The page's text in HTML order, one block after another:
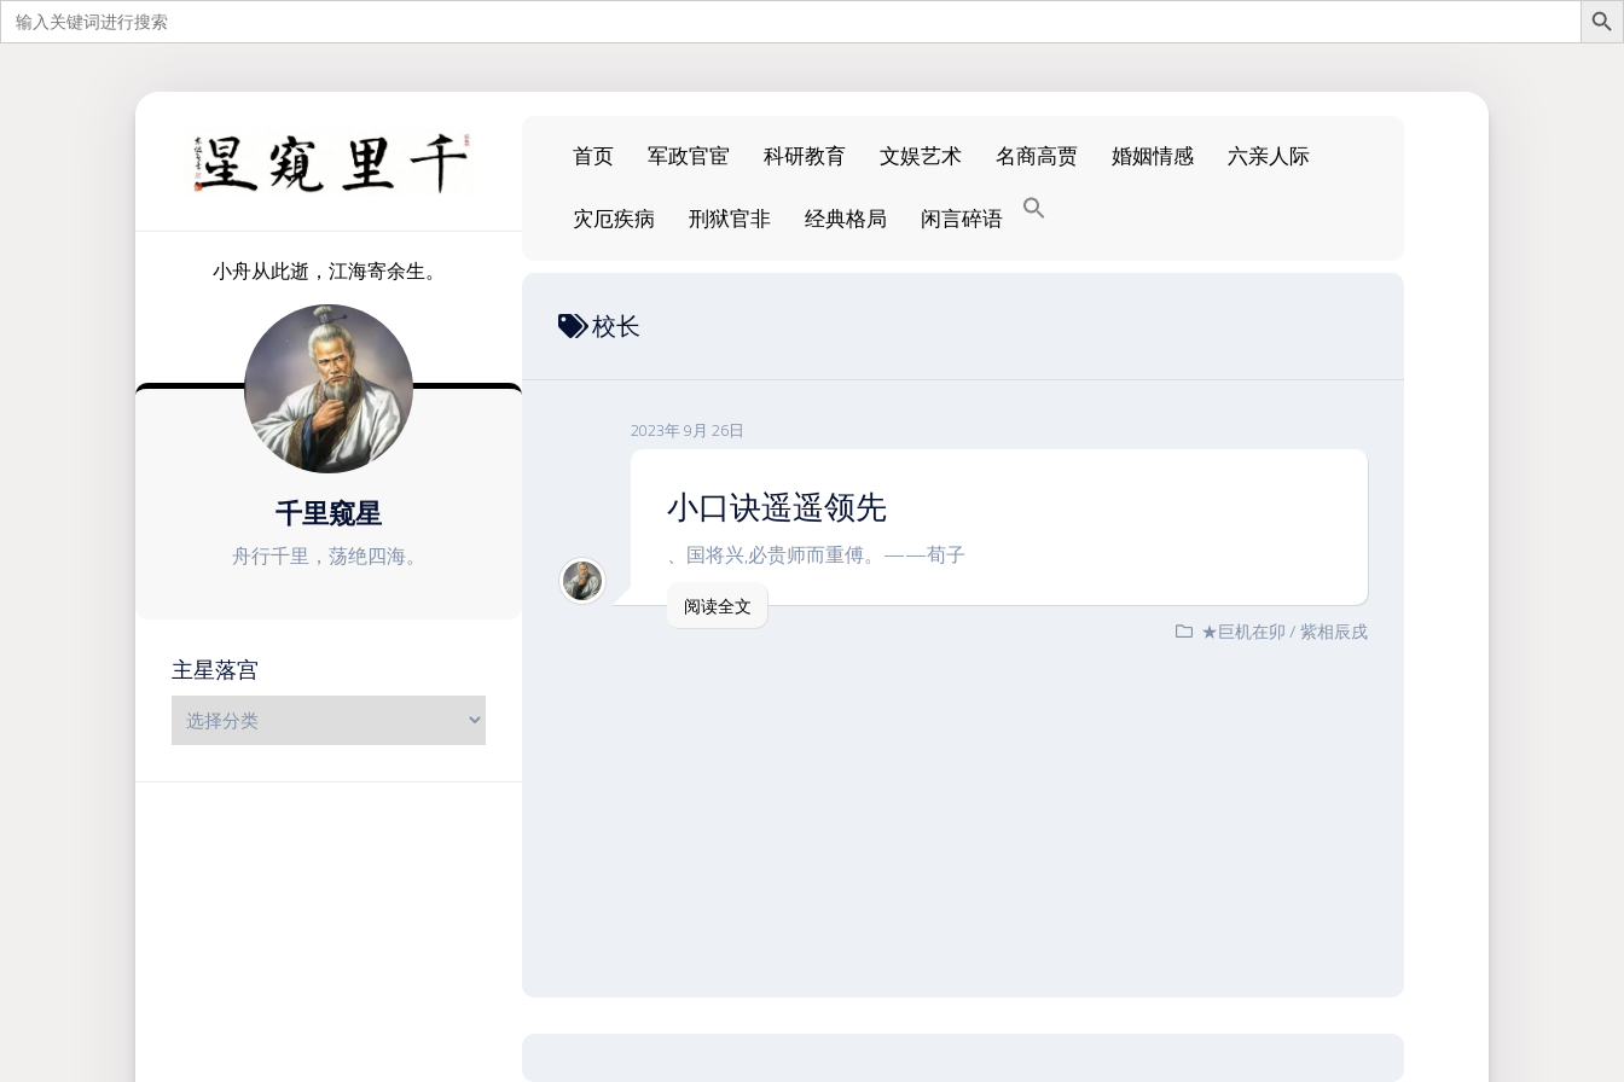
搜
索：
小舟从此逝，江海寄余生。
千里窥星
舟行千里，荡绝四海。
主星落宫
首页 军政官宦 科研教育 文娱艺术 名商高贾 婚姻情感
六亲人际
灾厄疾病
刑狱官非 经典格局 闲言碎语
校长
2023年 9月 26日
小口诀遥遥领先
、国将兴,必贵师而重傅。——荀子
阅读全文
★巨机在卯/紫相辰戌